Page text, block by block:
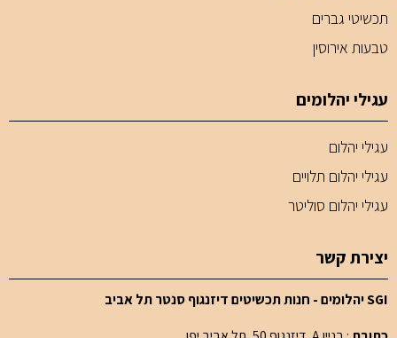
תכשיטי גברים
טבעות אירוסין
עגילי יהלומים
עגילי יהלום
עגילי יהלום תלויים
עגילי יהלום סוליטר
יצירת קשר
SGI יהלומים - חנות תכשיטים דיזנגוף סנטר תל אביב